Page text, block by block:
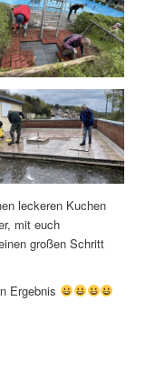
leckeren Kuchen
mit euch
großen Schritt
Ergebnis